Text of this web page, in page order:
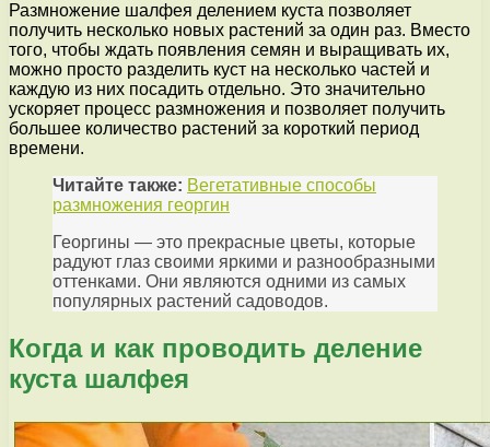
Размножение шалфея делением куста позволяет
получить несколько новых растений за один раз. Вместо
того, чтобы ждать появления семян и выращивать их,
можно просто разделить куст на несколько частей и
каждую из них посадить отдельно. Это значительно
ускоряет процесс размножения и позволяет получить
большее количество растений за короткий период
времени.
Читайте также: Вегетативные способы
размножения георгин
Георгины — это прекрасные цветы, которые
радуют глаз своими яркими и разнообразными
оттенками. Они являются одними из самых
популярных растений садоводов.
Когда и как проводить деление
куста шалфея